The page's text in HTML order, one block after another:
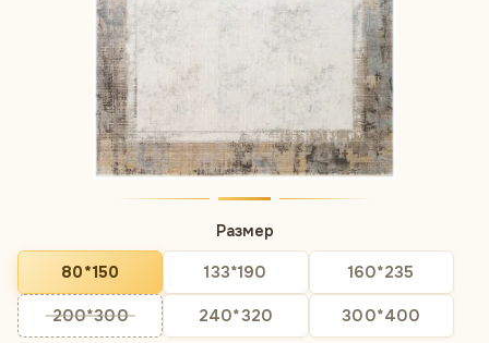
Размер
80*150 133*190
160*235
200*300
240*320 300*400